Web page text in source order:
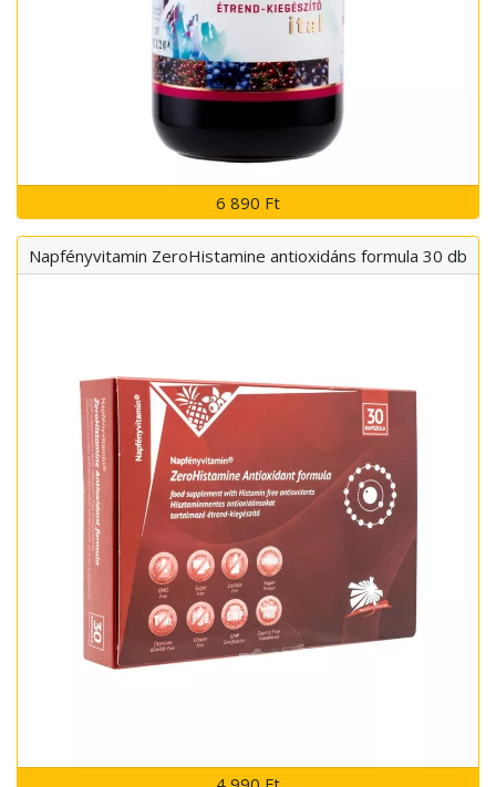
6 890 Ft
Napfényvitamin ZeroHistamine antioxidáns formula 30 db